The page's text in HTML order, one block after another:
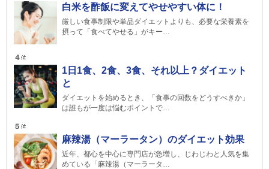
白米を酢飯に変えてやせやすい体に！
厳しい食事制限や単品ダイエットよりも、必要な栄養素を
摂って「食べてやせる」がキー…
1日1食、2食、3食、それ以上？ダイエット
と
ダイエットを始めるとき、「食事の回数をどうすべきか」
は誰もが一度は悩むポイントで…
麻辣湯（マーラータン）のダイエット効果
近年、都心を中心に専門店が急増し、じわじわと人気を集
めている「麻辣湯（マーラータ…